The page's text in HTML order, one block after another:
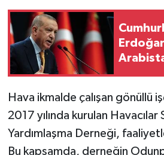
Hava ikmalde çalışan gönüllü
2017 yılında kurulan Havacılar
Yardımlaşma Derneği,
Bu kapsamda, derneğin